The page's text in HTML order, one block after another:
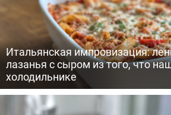
Итальянская импровизация:
лазанья с сыром из того, что
холодильнике